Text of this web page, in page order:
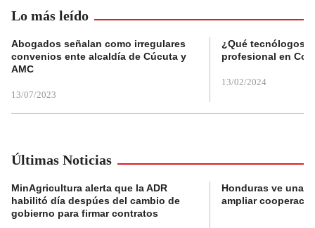
Lo más leído
Abogados señalan como irregulares
convenios ente alcaldía de Cúcuta y
AMC
13/07/2023
¿Qué tecnólogos
profesional en
13/02/2024
Últimas Noticias
MinAgricultura alerta que la ADR
habilitó día despúes del cambio de
gobierno para firmar contratos
Honduras ve una
ampliar